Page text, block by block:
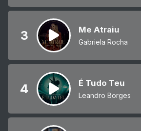
3 Me Atraiu
Gabriela Rocha
4 É Tudo Teu
Leandro Borges